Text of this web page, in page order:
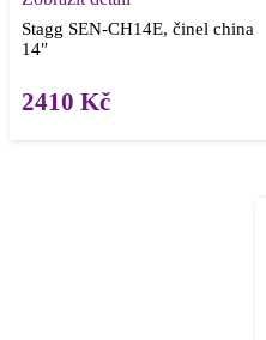
Stagg SEN-CH14E, činel china
14″
2410 Kč